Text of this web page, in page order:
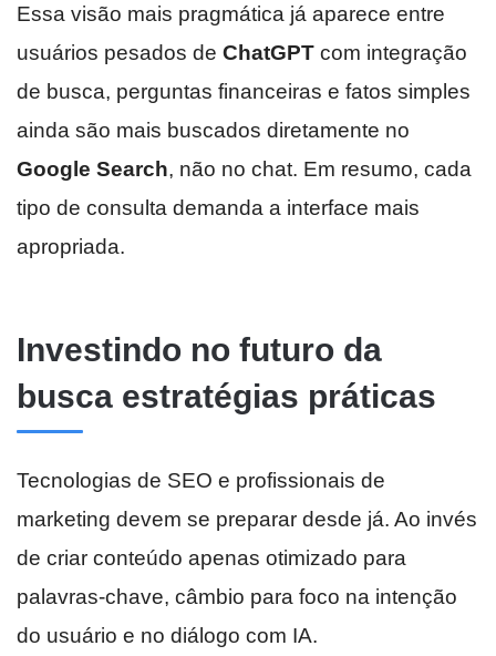
Essa visão mais pragmática já aparece entre
usuários pesados de ChatGPT com integração
de busca, perguntas financeiras e fatos simples
ainda são mais buscados diretamente no
Google Search, não no chat. Em resumo, cada
tipo de consulta demanda a interface mais
apropriada.
Investindo no futuro da
busca estratégias práticas
Tecnologias de SEO e profissionais de
marketing devem se preparar desde já. Ao invés
de criar conteúdo apenas otimizado para
palavras-chave, câmbio para foco na intenção
do usuário e no diálogo com IA.